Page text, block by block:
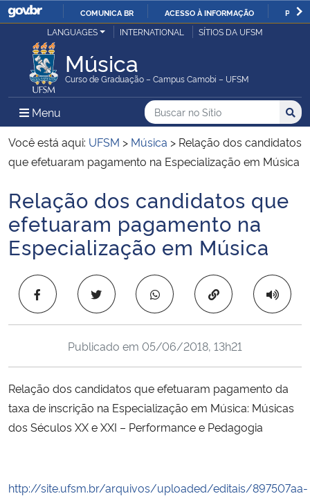
IR
COMUNICA BR ACESSO À INFORMAÇÃO
Ministério da Justiça e Segurança Pública
Ministério da Defesa
Ministério das Relações Exteriores
Ministério da Infraestrutura
Ministério da Agricultura, Pecuária e Abastecimento
Ministério da Educação
Ministério de Minas e Energia
Ministério da Ciência, Tecnologia, Inovações e Comunicações
LANGUAGES INTERNATIONAL SÍTIOS DA UFSM
Música
Curso de Graduação – Campus Camobi – UFSM
Menu Menu Principal do Sítio
Busca
Buscar no no Sítio
Busca:
Você está aqui: UFSM > Música > Relação dos candidatos
que efetuaram pagamento na Especialização em Música
Início do conteúdo
Relação dos candidatos que
efetuaram pagamento na
Especialização em Música
Copiar para área
Publicado em 05/06/2018, 13h21
Relação dos candidatos que efetuaram pagamento da
taxa de inscrição na Especialização em Música: Músicas
dos Séculos XX e XXI – Performance e Pedagogia
http://site.ufsm.br/arquivos/uploaded/editais/897507aa-